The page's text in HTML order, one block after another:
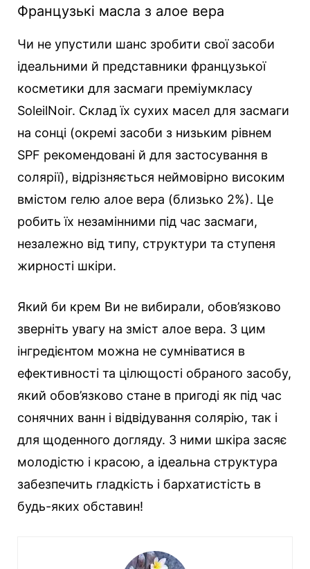
Французькі масла з алое вера
Чи не упустили шанс зробити свої засоби
ідеальними й представники французької
косметики для засмаги преміумкласу
SoleilNoir. Склад їх сухих масел для засмаги
на сонці (окремі засоби з низьким рівнем
SPF рекомендовані й для застосування в
солярії), відрізняється неймовірно високим
вмістом гелю алое вера (близько 2%). Це
робить їх незамінними під час засмаги,
незалежно від типу, структури та ступеня
жирності шкіри.
Який би крем Ви не вибирали, обов’язково
зверніть увагу на зміст алое вера. З цим
інгредієнтом можна не сумніватися в
ефективності та цілющості обраного засобу,
який обов’язково стане в пригоді як під час
сонячних ванн і відвідування солярію, так і
для щоденного догляду. З ними шкіра засяє
молодістю і красою, а ідеальна структура
забезпечить гладкість і бархатистість в
будь-яких обставин!